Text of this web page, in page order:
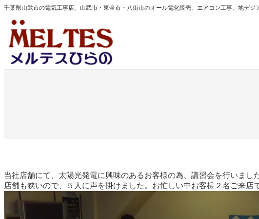
内
を
ス
キ
プ
千葉県山武市の電気工事店。山武市・東金市・八街市のオール電化販売、エアコン工事、地デ
当社店舗にて、太陽光発電に興味のあるお客様の為、講習会を行いました
店舗も狭いので、５人に声を掛けました。お忙しい中お客様２名ご来店